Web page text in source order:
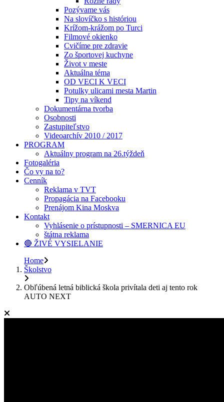
Pozývame vás
Na slovíčko s históriou
Krížom-krážom po Turci
Filmové okienko
Cvičíme pre zdravie
Zo športovej kuchyne
Život v meste
Aktuálna téma
OD VECI K VECI
Potulky ulicami mesta Martin
Tipy na víkend
Dokumentárna tvorba
Osobnosti
Zastupiteľstvo
Videoarchív 2010 / 2017
PROGRAM
Aktuálny program na 26.týždeň
Fotogaléria
Čo vy na to?
Cenník
Reklama v TVT
Propagácia na Facebooku
Prenájom Kina Moskva
Kontakt
Vyhlásenie o prístupnosti – SMERNICA EU
štátna reklama
🔴 ŽIVÉ VYSIELANIE
Home
Školstvo
Obľúbená letná biblická škola privítala deti aj tento rok
AUTO NEXT